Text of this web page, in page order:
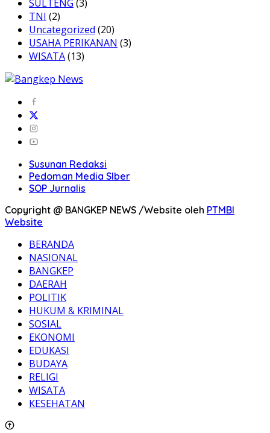
SULTENG (3)
TNI (2)
Uncategorized (20)
USAHA PERIKANAN (3)
WISATA(13)
Susunan Redaksi
Pedoman Media SIber
SOP Jurnalis
Copyright @ BANGKEP NEWS /Website oleh PTMBI
Website
BERANDA
NASIONAL
BANGKEP
DAERAH
POLITIK
HUKUM & KRIMINAL
SOSIAL
EKONOMI
EDUKASI
BUDAYA
RELIGI
WISATA
KESEHATAN